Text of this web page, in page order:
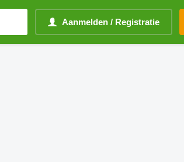
Aanmelden / Registratie